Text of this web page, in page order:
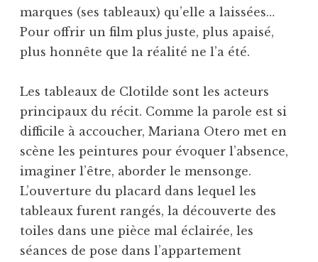
marques (ses tableaux) qu’elle a laissées…
Pour offrir un film plus juste, plus apaisé,
plus honnête que la réalité ne l’a été.
Les tableaux de Clotilde sont les acteurs
principaux du récit. Comme la parole est si
difficile à accoucher, Mariana Otero met en
scène les peintures pour évoquer l’absence,
imaginer l’être, aborder le mensonge.
L’ouverture du placard dans lequel les
tableaux furent rangés, la découverte des
toiles dans une pièce mal éclairée, les
séances de pose dans l’appartement